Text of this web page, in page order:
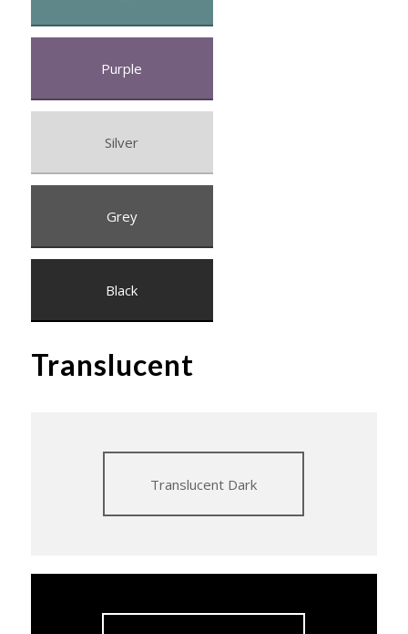
Purple
Silver
Grey
Black
Translucent
Translucent Dark